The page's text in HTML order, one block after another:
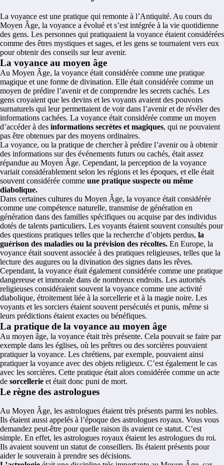
La voyance est une pratique qui remonte à l’Antiquité. Au cours du
Moyen Âge, la voyance a évolué et s’est intégrée à la vie quotidienne
des gens. Les personnes qui pratiquaient la voyance étaient considérées
comme des êtres mystiques et sages, et les gens se tournaient vers eux
pour obtenir des conseils sur leur avenir.
La voyance au moyen âge
Au Moyen Âge, la voyance était considérée comme une pratique
magique et une forme de divination. Elle était considérée comme un
moyen de prédire l’avenir et de comprendre les secrets cachés. Les
gens croyaient que les devins et les voyants avaient des pouvoirs
surnaturels qui leur permettaient de voir dans l’avenir et de révéler des
informations cachées. La voyance était considérée comme un moyen
d’accéder à des informations secrètes et magiques, qui ne pouvaient
pas être obtenues par des moyens ordinaires.
La voyance, ou la pratique de chercher à prédire l’avenir ou à obtenir
des informations sur des événements futurs ou cachés, était assez
répandue au Moyen Âge. Cependant, la perception de la voyance
variait considérablement selon les régions et les époques, et elle était
souvent considérée comme une pratique suspecte ou même
diabolique.
Dans certaines cultures du Moyen Âge, la voyance était considérée
comme une compétence naturelle, transmise de génération en
génération dans des familles spécifiques ou acquise par des individus
dotés de talents particuliers. Les voyants étaient souvent consultés pour
des questions pratiques telles que la recherche d’objets perdus, la
guérison des maladies ou la prévision des récoltes. En Europe, la
voyance était souvent associée à des pratiques religieuses, telles que la
lecture des augures ou la divination des signes dans les rêves.
Cependant, la voyance était également considérée comme une pratique
dangereuse et immorale dans de nombreux endroits. Les autorités
religieuses considéraient souvent la voyance comme une activité
diabolique, étroitement liée à la sorcellerie et à la magie noire. Les
voyants et les sorciers étaient souvent persécutés et punis, même si
leurs prédictions étaient exactes ou bénéfiques.
La pratique de la voyance au moyen âge
Au moyen âge, la voyance était très présente. Cela pouvait se faire par
exemple dans les églises, où les prêtres ou des sorcières pouvaient
pratiquer la voyance. Les chrétiens, par exemple, pouvaient ainsi
pratiquer la voyance avec des objets religieux. C’est également le cas
avec les sorcières. Cette pratique était alors considérée comme un acte
de sorcellerie et était donc puni de mort.
Le règne des astrologues
Au Moyen Âge, les astrologues étaient très présents parmi les nobles.
Ils étaient aussi appelés à l’époque des astrologues royaux. Vous vous
demandez peut-être pour quelle raison ils avaient ce statut. C’est
simple. En effet, les astrologues royaux étaient les astrologues du roi.
Ils avaient souvent un statut de conseillers. Ils étaient présents pour
aider le souverain à prendre ses décisions.